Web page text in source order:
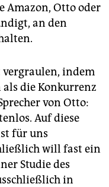
Amazon, Otto oder
an den
indem
die Konkurrenz
von Otto:
Auf diese
für uns
will fast ein
Studie des
in